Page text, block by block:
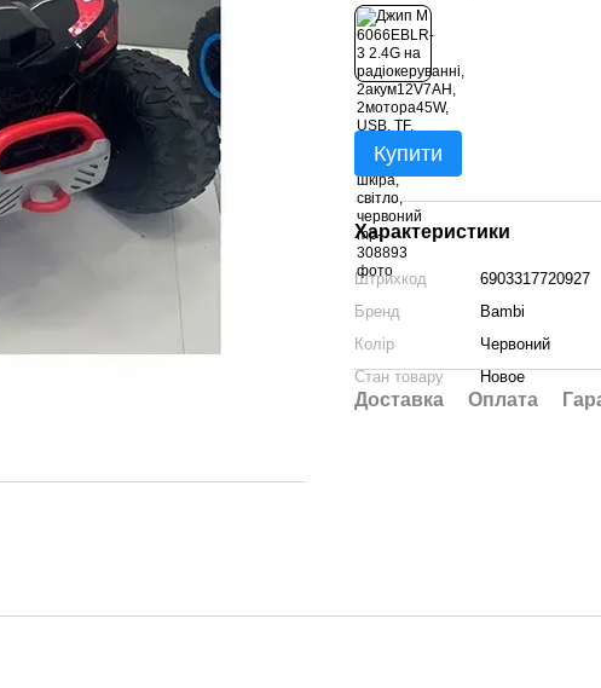
Купити
Характеристики
Штрихкод
6903317720927
Бренд
Bambi
Колір
Червоний
Стан товару
Новое
Доставка Оплата